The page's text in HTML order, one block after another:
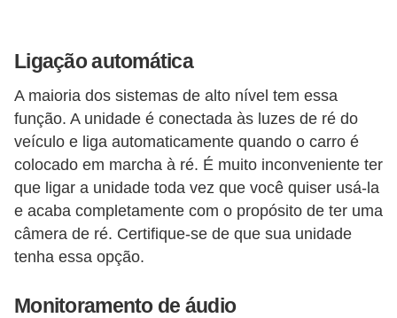
Ligação automática
A maioria dos sistemas de alto nível tem essa
função. A unidade é conectada às luzes de ré do
veículo e liga automaticamente quando o carro é
colocado em marcha à ré. É muito inconveniente ter
que ligar a unidade toda vez que você quiser usá-la
e acaba completamente com o propósito de ter uma
câmera de ré. Certifique-se de que sua unidade
tenha essa opção.
Monitoramento de áudio